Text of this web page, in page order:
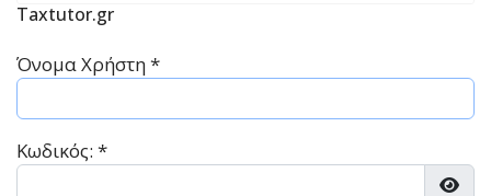
Taxtutor.gr
Όνομα Χρήστη*
Κωδικός: *